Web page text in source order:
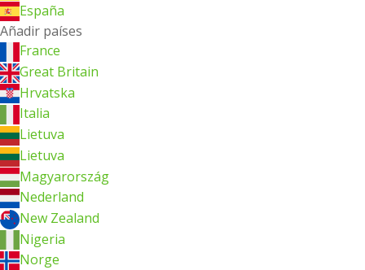
España
Añadir países
France
Great Britain
Hrvatska
Italia
Lietuva
Lietuva
Magyarország
Nederland
New Zealand
Nigeria
Norge